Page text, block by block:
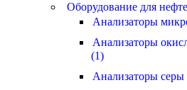
Оборудование для
Анализаторы
Анализаторы
(1)
Анализаторы серы